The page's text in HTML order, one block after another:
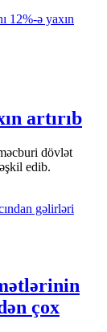
artırıb
dövlət
edib.
çox